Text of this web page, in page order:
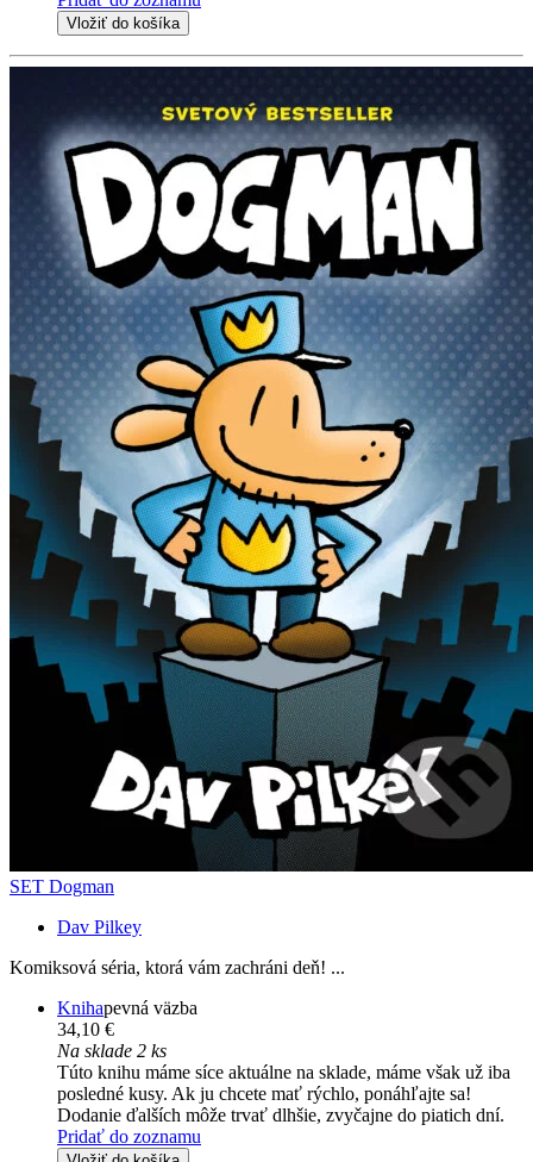
Vložiť do košíka
SET Dogman
Dav Pilkey
Komiksová séria, ktorá vám zachráni deň! ...
Knihapevná väzba
34,10 €
Na sklade 2 ks
Túto knihu máme síce aktuálne na sklade, máme však už iba
posledné kusy. Ak ju chcete mať rýchlo, ponáhľajte sa!
Dodanie ďalších môže trvať dlhšie, zvyčajne do piatich dní.
Pridať do zoznamu